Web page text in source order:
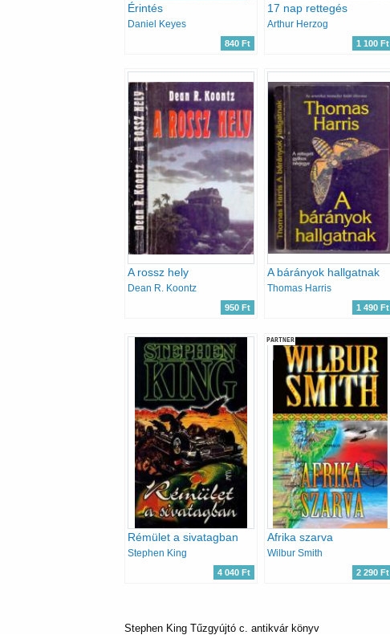
Érintés
Daniel Keyes
840 Ft
17 nap rettegés
Arthur Herzog
1 100 Ft
A rossz hely
Dean R. Koontz
950 Ft
A bárányok hallgatnak
Thomas Harris
1 490 Ft
Rémület a sivatagban
Stephen King
4 040 Ft
PARTNER
Afrika szarva
Wilbur Smith
2 290 Ft
Stephen King Tűzgyújtó c. antikvár könyv